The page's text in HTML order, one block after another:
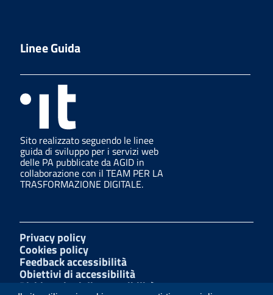
Linee Guida
Sito realizzato seguendo le linee
guida di sviluppo per i servizi web
delle PA pubblicate da AGID in
collaborazione con il TEAM PER LA
TRASFORMAZIONE DIGITALE.
Privacy policy
Cookies policy
Feedback accessibilità
Obiettivi di accessibilità
Dichiarazioni di accessibilità